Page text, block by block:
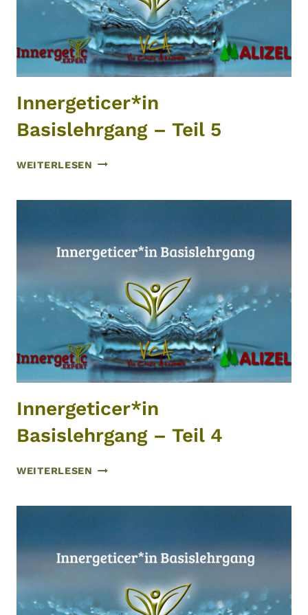
Innergeticer*in
Basislehrgang – Teil 5
WEITERLESEN INNERGETICER*IN
TEIL
Innergeticer*in
Basislehrgang – Teil 4
WEITERLESEN INNERGETICER*IN
TEIL